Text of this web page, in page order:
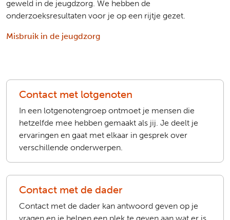
geweld in de jeugdzorg. We hebben de
onderzoeksresultaten voor je op een rijtje gezet.
Misbruik in de jeugdzorg
Contact met lotgenoten
In een lotgenotengroep ontmoet je mensen die
hetzelfde mee hebben gemaakt als jij. Je deelt je
ervaringen en gaat met elkaar in gesprek over
verschillende onderwerpen.
Contact met de dader
Contact met de dader kan antwoord geven op je